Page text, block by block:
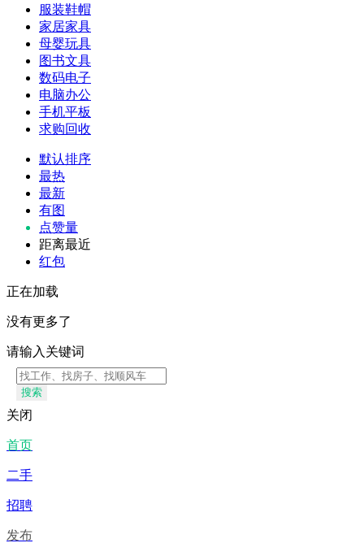
服装鞋帽
家居家具
母婴玩具
图书文具
数码电子
电脑办公
手机平板
求购回收
默认排序
最热
最新
有图
点赞量
距离最近
红包
正在加载
没有更多了
请输入关键词
搜索
关闭
首页
二手
招聘
发布